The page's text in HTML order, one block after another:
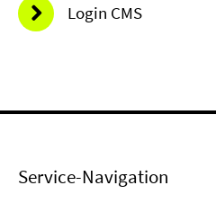
Login CMS
Service-Navigation